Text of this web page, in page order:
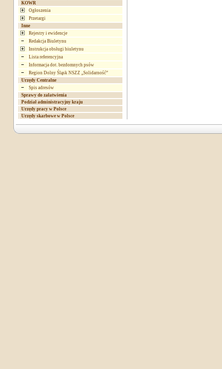
KOWR
Ogłoszenia
Przetargi
Inne
Rejestry i ewidencje
Redakcja Biuletynu
Instrukcja obsługi biuletynu
Lista referencyjna
Informacja dot. bezdomnych psów
Region Dolny Śląsk NSZZ „Solidarność”
Urzędy Centralne
Spis adresów
Sprawy do załatwienia
Podział administracyjny kraju
Urzędy pracy w Polsce
Urzędy skarbowe w Polsce